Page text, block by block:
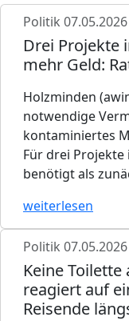
Politik
Drei Projekte
mehr Geld:
Holzminden
notwendige
kontaminiertes
Für drei
benötigt als
weiterlesen
Politik
Keine
reagiert auf
Reisende